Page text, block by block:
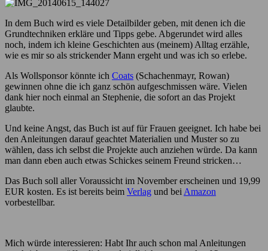
In dem Buch wird es viele Detailbilder geben, mit denen ich die
Grundtechniken erkläre und Tipps gebe. Abgerundet wird alles
noch, indem ich kleine Geschichten aus (meinem) Alltag erzähle,
wie es mir so als strickender Mann ergeht und was ich so erlebe.
Als Wollsponsor könnte ich Coats (Schachenmayr, Rowan)
gewinnen ohne die ich ganz schön aufgeschmissen wäre. Vielen
dank hier noch einmal an Stephenie, die sofort an das Projekt
glaubte.
Und keine Angst, das Buch ist auf für Frauen geeignet. Ich habe bei
den Anleitungen darauf geachtet Materialien und Muster so zu
wählen, dass ich selbst die Projekte auch anziehen würde. Da kann
man dann eben auch etwas Schickes seinem Freund stricken…
Das Buch soll aller Voraussicht im November erscheinen und 19,99
EUR kosten. Es ist bereits beim Verlag und bei Amazon
vorbestellbar.
Mich würde interessieren: Habt Ihr auch schon mal Anleitungen